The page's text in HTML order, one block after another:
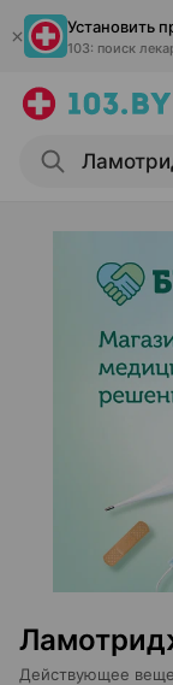
Установить
103: поиск
Действующее